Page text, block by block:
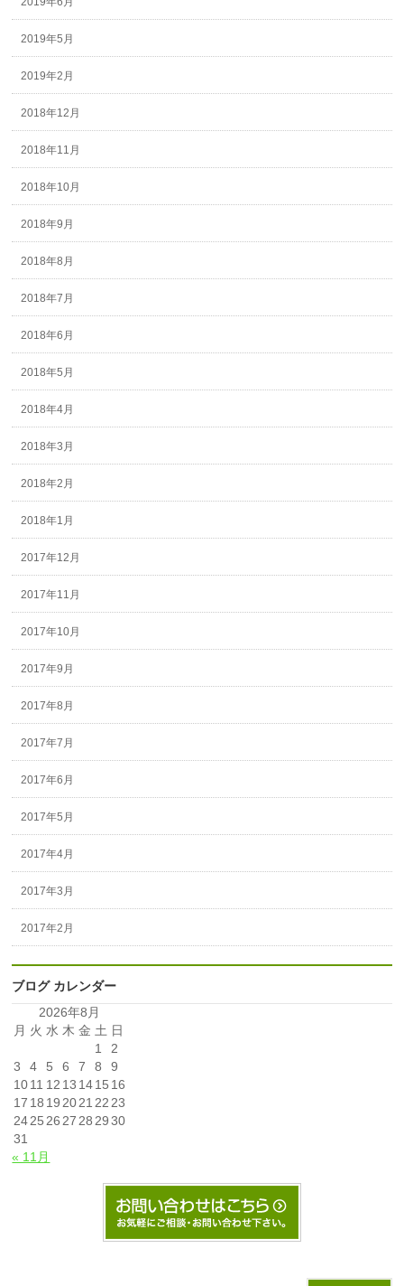
2019年5月
2019年2月
2018年12月
2018年11月
2018年10月
2018年9月
2018年8月
2018年7月
2018年6月
2018年5月
2018年4月
2018年3月
2018年2月
2018年1月
2017年12月
2017年11月
2017年10月
2017年9月
2017年8月
2017年7月
2017年6月
2017年5月
2017年4月
2017年3月
2017年2月
ブログ カレンダー
2026年8月
月 火 水 木 金 土 日
1
2
3
4 5 6 7 8
9
1011 12 13 1415 16
17 18 19 2021 22 23
2425 26 27 28 29 30
31
« 11月